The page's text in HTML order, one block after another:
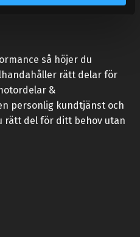
så höjer du
rätt delar för
&
personlig kundtjänst och
rätt del för ditt behov utan